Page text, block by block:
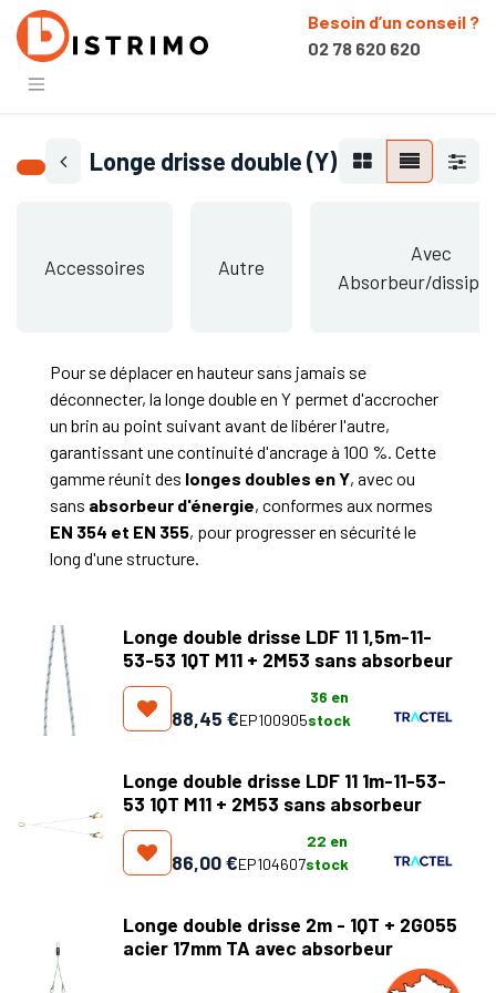
Besoin d’un conseil ?
02 78 620 620
Longe drisse double (Y)
Accessoires Autre
Avec
Absorbeur/
Pour se déplacer en hauteur sans jamais se
déconnecter, la longe double en Y permet d'accrocher
un brin au point suivant avant de libérer l'autre,
garantissant une continuité d'ancrage à 100 %. Cette
gamme réunit des longes doubles en Y, avec ou
sans absorbeur d'énergie, conformes aux normes
EN 354 et EN 355, pour progresser en sécurité le
long d'une structure.
Longe double drisse LDF 11 1,5m-11-
53-53 1QT M11 + 2M53 sans absorbeur
88,45 €EP100905
36 en
stock
Longe double drisse LDF 11 1m-11-53-
53 1QT M11 + 2M53 sans absorbeur
86,00€EP104607
22 en
stock
Longe double drisse 2m - 1QT + 2GO55
acier 17mm TA avec absorbeur